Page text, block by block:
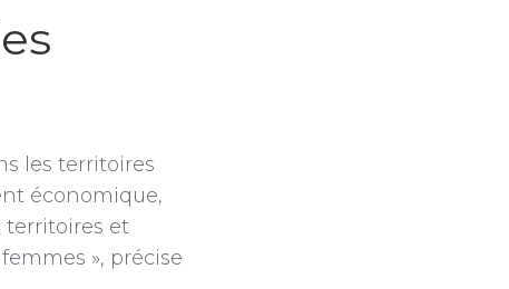
les territoires
économique,
territoires et
», précise